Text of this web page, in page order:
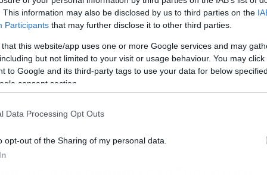
This information may also be disclosed by us to third parties on the
Participants that may further disclose it to other third parties.
that this website/app uses one or more Google services and may
but not limited to your visit or usage behaviour. You may
to Google and its third-party tags to use your data for below
consent section.
Data Processing Opt Outs
opt-out of the Sharing of my personal data.
είναι το ξυπνητήρι που σου
καφέ (video)
από το να ξυπνάς και να έχεις έτοιμο το καφεδάκι
Το πρωινό ξύπνημα για πολλούς είναι πολύ δύσκολο και
για εκείνους που δεν μπορούν να ανοίξουν τα μάτια
πιουν μια γουλιά καφέ. Για εσάς λοιπόν που ανήκετε σε
κατηγορία, αυτό το gadget θα το αγαπήσετε. Το
2020